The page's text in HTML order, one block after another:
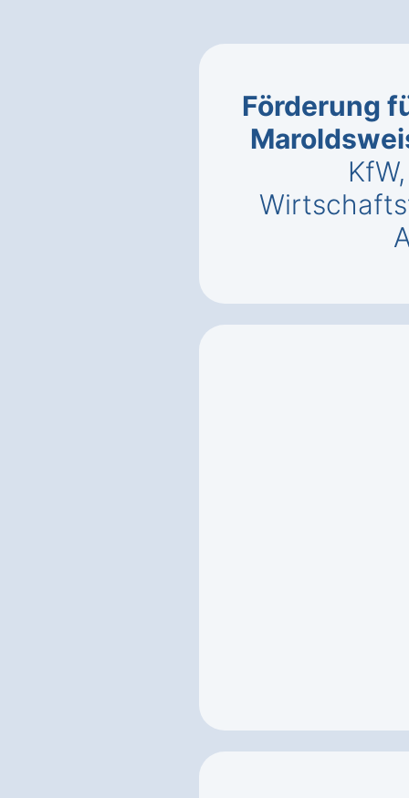
Förderung